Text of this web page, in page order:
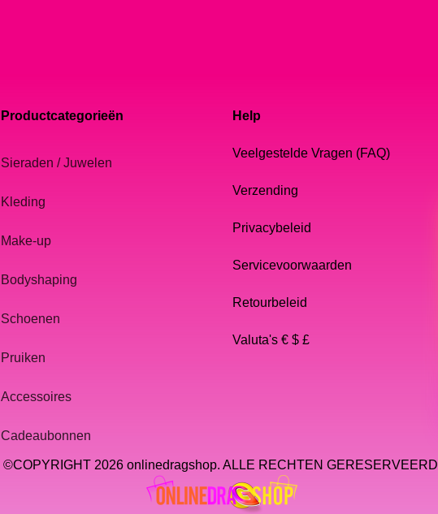
Productcategorieën
Sieraden / Juwelen
Kleding
Make-up
Bodyshaping
Schoenen
Pruiken
Accessoires
Cadeaubonnen
Help
Veelgestelde Vragen (FAQ)
Verzending
Privacybeleid
Servicevoorwaarden
Retourbeleid
Valuta's € $ £
©COPYRIGHT 2026 onlinedragshop. ALLE RECHTEN GERESERVEERD